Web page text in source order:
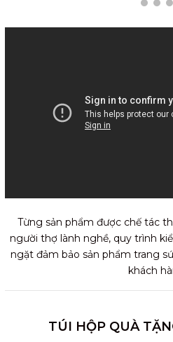
Từng sản phẩm được chế tác
người thợ lành nghề, quy trình
ngặt đảm bảo sản phẩm trang
khách
TÚI HỘP QUÀ